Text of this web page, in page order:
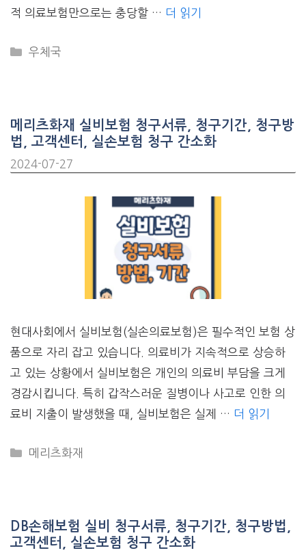
적 의료보험만으로는 충당할 … 더 읽기
CATEGORIES
우체국
메리츠화재 실비보험 청구서류, 청구기간, 청구방
법, 고객센터, 실손보험 청구 간소화
2024-07-27
현대사회에서 실비보험(실손의료보험)은 필수적인 보험 상
품으로 자리 잡고 있습니다. 의료비가 지속적으로 상승하
고 있는 상황에서 실비보험은 개인의 의료비 부담을 크게
경감시킵니다. 특히 갑작스러운 질병이나 사고로 인한 의
료비 지출이 발생했을 때, 실비보험은 실제 … 더 읽기
CATEGORIES
메리츠화재
DB손해보험 실비 청구서류, 청구기간, 청구방법,
고객센터, 실손보험 청구 간소화